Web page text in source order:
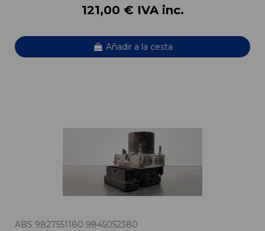
121,00 € IVA inc.
Añadir a la cesta
ABS 9827551180 9845052380